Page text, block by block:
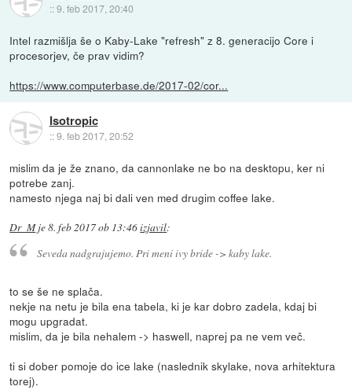
::9. feb 2017, 20:40
Intel razmišlja še o Kaby-Lake "refresh" z 8. generacijo Core i
procesorjev, če prav vidim?
https://www.computerbase.de/2017-02/cor...
Isotropic
::9. feb 2017, 20:52
mislim da je že znano, da cannonlake ne bo na desktopu, ker ni
potrebe zanj.
namesto njega naj bi dali ven med drugim coffee lake.
Dr_Mje8. feb 2017 ob 13:46izjavil:
Seveda nadgrajujemo. Pri meni ivy bride -> kaby lake.
to se še ne splača.
nekje na netu je bila ena tabela, ki je kar dobro zadela, kdaj bi
mogu upgradat.
mislim, da je bila nehalem -> haswell, naprej pa ne vem več.
ti si dober pomoje do ice lake (naslednik skylake, nova arhitektura
torej).